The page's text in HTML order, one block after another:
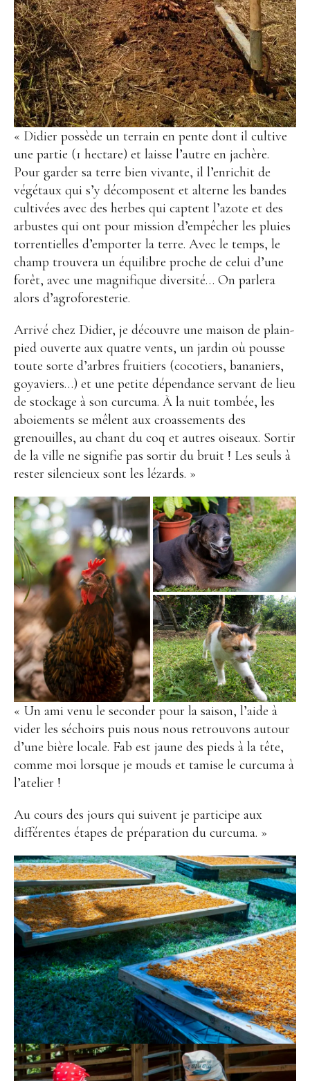
« Didier possède un terrain en pente dont il cultive
une partie (1 hectare) et laisse l’autre en jachère.
Pour garder sa terre bien vivante, il l’enrichit de
végétaux qui s’y décomposent et alterne les bandes
cultivées avec des herbes qui captent l’azote et des
arbustes qui ont pour mission d’empêcher les pluies
torrentielles d’emporter la terre. Avec le temps, le
champ trouvera un équilibre proche de celui d’une
forêt, avec une magnifique diversité… On parlera
alors d’agroforesterie.
Arrivé chez Didier, je découvre une maison de plain-
pied ouverte aux quatre vents, un jardin où pousse
toute sorte d’arbres fruitiers (cocotiers, bananiers,
goyaviers…) et une petite dépendance servant de lieu
de stockage à son curcuma. À la nuit tombée, les
aboiements se mêlent aux croassements des
grenouilles, au chant du coq et autres oiseaux. Sortir
de la ville ne signifie pas sortir du bruit ! Les seuls à
rester silencieux sont les lézards. »
« Un ami venu le seconder pour la saison, l’aide à
vider les séchoirs puis nous nous retrouvons autour
d’une bière locale. Fab est jaune des pieds à la tête,
comme moi lorsque je mouds et tamise le curcuma à
l’atelier !
Au cours des jours qui suivent je participe aux
différentes étapes de préparation du curcuma. »